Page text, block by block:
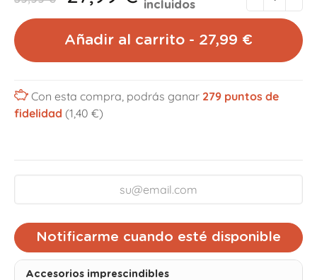
incluidos
Añadir al carrito - 27,99 €
Con esta compra, podrás ganar 279puntos de
fidelidad (1,40 €)
Notificarme cuando esté disponible
Accesorios imprescindibles